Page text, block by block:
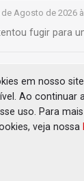
de Agosto de 2026
fugir para
em nosso
Ao continuar
uso. Para
veja nossa